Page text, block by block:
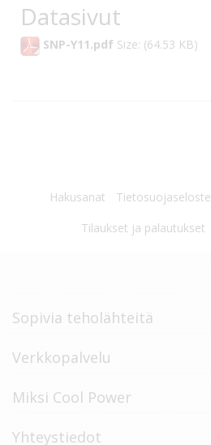
Datasivut
SNP-Y11.pdf Size: (64.53 KB)
Hakusanat Tietosuojaseloste
Tilaukset ja palautukset
Sopivia teholähteitä
Verkkopalvelu
Miksi Cool Power
Yhteystiedot